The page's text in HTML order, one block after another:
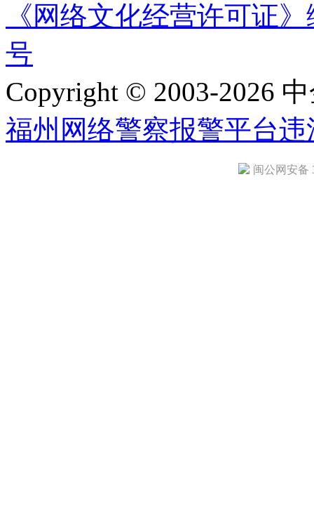
《网络文化经营许可证
号
Copyright © 2003-2026
福州网络警察报警平台违
闽公网安备